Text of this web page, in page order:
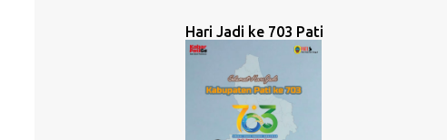
Hari Jadi ke 703 Pati